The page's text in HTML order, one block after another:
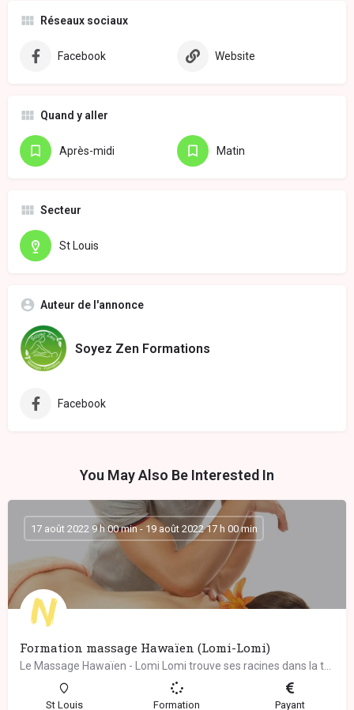
Réseaux sociaux
Facebook Website
Quand y aller
Après-midi Matin
Secteur
St Louis
Auteur de l'annonce
Soyez Zen Formations
Facebook
You May Also Be Interested In
Formation massage Hawaïen (Lomi-Lomi)
Le Massage Hawaïen - Lomi Lomi trouve ses racines dans la tradition chamanique des guérisseurs ancestraux de…
17 août 2022 9 h 00 min - 19 août 2022 17 h 00 min
St Louis Formation Payant